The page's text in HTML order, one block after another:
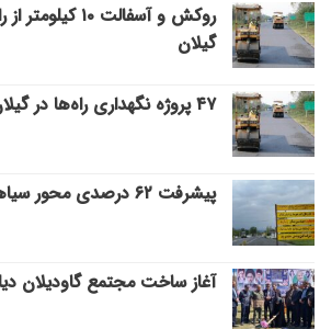
روکش و آسفالت
گیلان
۴۷ پروژه نگهداری راه‌ها در گیلان اجرا شده است
پیشرفت ۶۲ درصدی محور سیاهکل – بازکیاگوراب
آغاز ساخت مجتمع گاودیلان